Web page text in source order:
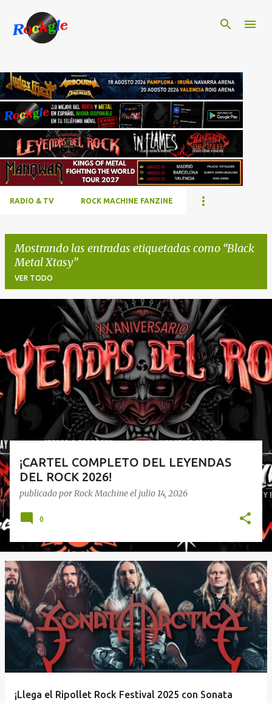
RADIO & TV ROCK MACHINE FANZINE
Mostrando las entradas etiquetadas como Black
Metal Xtasy
VER TODO
t
a
d
s
¡CARTEL COMPLETO DEL LEYENDAS
DEL ROCK 2026!
publicado porRock Machineel julio 14, 2026
0
¡Llega el Ripollet Rock Festival 2025 con Sonata